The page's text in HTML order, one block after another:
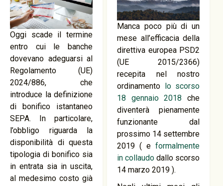
Oggi scade il termine
entro cui le banche
dovevano adeguarsi al
Regolamento (UE)
2024/886, che
introduce la definizione
di bonifico istantaneo
SEPA. In particolare,
l’obbligo riguarda la
disponibilità di questa
tipologia di bonifico sia
in entrata sia in uscita,
al medesimo costo già
Manca poco più di un
mese all’efficacia della
direttiva europea PSD2
(UE 2015/2366)
recepita nel nostro
ordinamento lo scorso
18 gennaio 2018 che
diventerà pienamente
funzionante dal
prossimo 14 settembre
2019 ( eformalmente
in collaudo dallo scorso
14 marzo 2019 ).